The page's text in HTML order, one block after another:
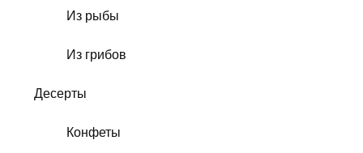
Из рыбы
Из грибов
Десерты
Конфеты